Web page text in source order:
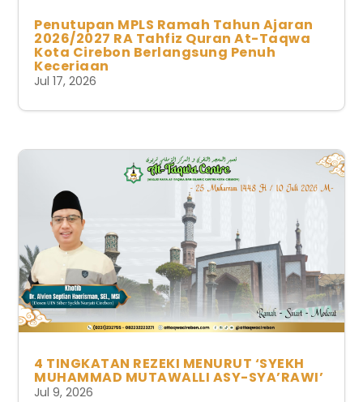
Penutupan MPLS Ramah Tahun Ajaran
2026/2027 RA Tahfiz Quran At-Taqwa
Kota Cirebon Berlangsung Penuh
Keceriaan
Jul 17, 2026
4 TINGKATAN REZEKI MENURUT ‘SYEKH
MUHAMMAD MUTAWALLI ASY-SYA’RAWI’
Jul 9, 2026